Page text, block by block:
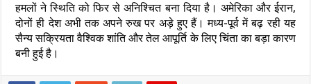
हमलों ने स्थिति को फिर से अनिश्चित बना दिया है। अमेरिका और ईरान,
दोनों ही देश अभी तक अपने रुख पर अड़े हुए हैं। मध्य-पूर्व में बढ़ रही यह
सैन्य सक्रियता वैश्विक शांति और तेल आपूर्ति के लिए चिंता का बड़ा कारण
बनी हुई है।